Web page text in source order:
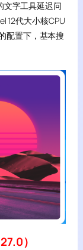
文字工具延迟问
12代大小核CPU
配置下，基本搜
）